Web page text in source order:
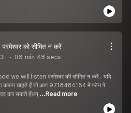
को सीमित न करें
06 min 48 secs
we will listen परमेश्वर की सीमित न करें . यदि
चाहते हैं तो आप 9718484154 में फोन पे
कर सकते हैंधन् ...Read more